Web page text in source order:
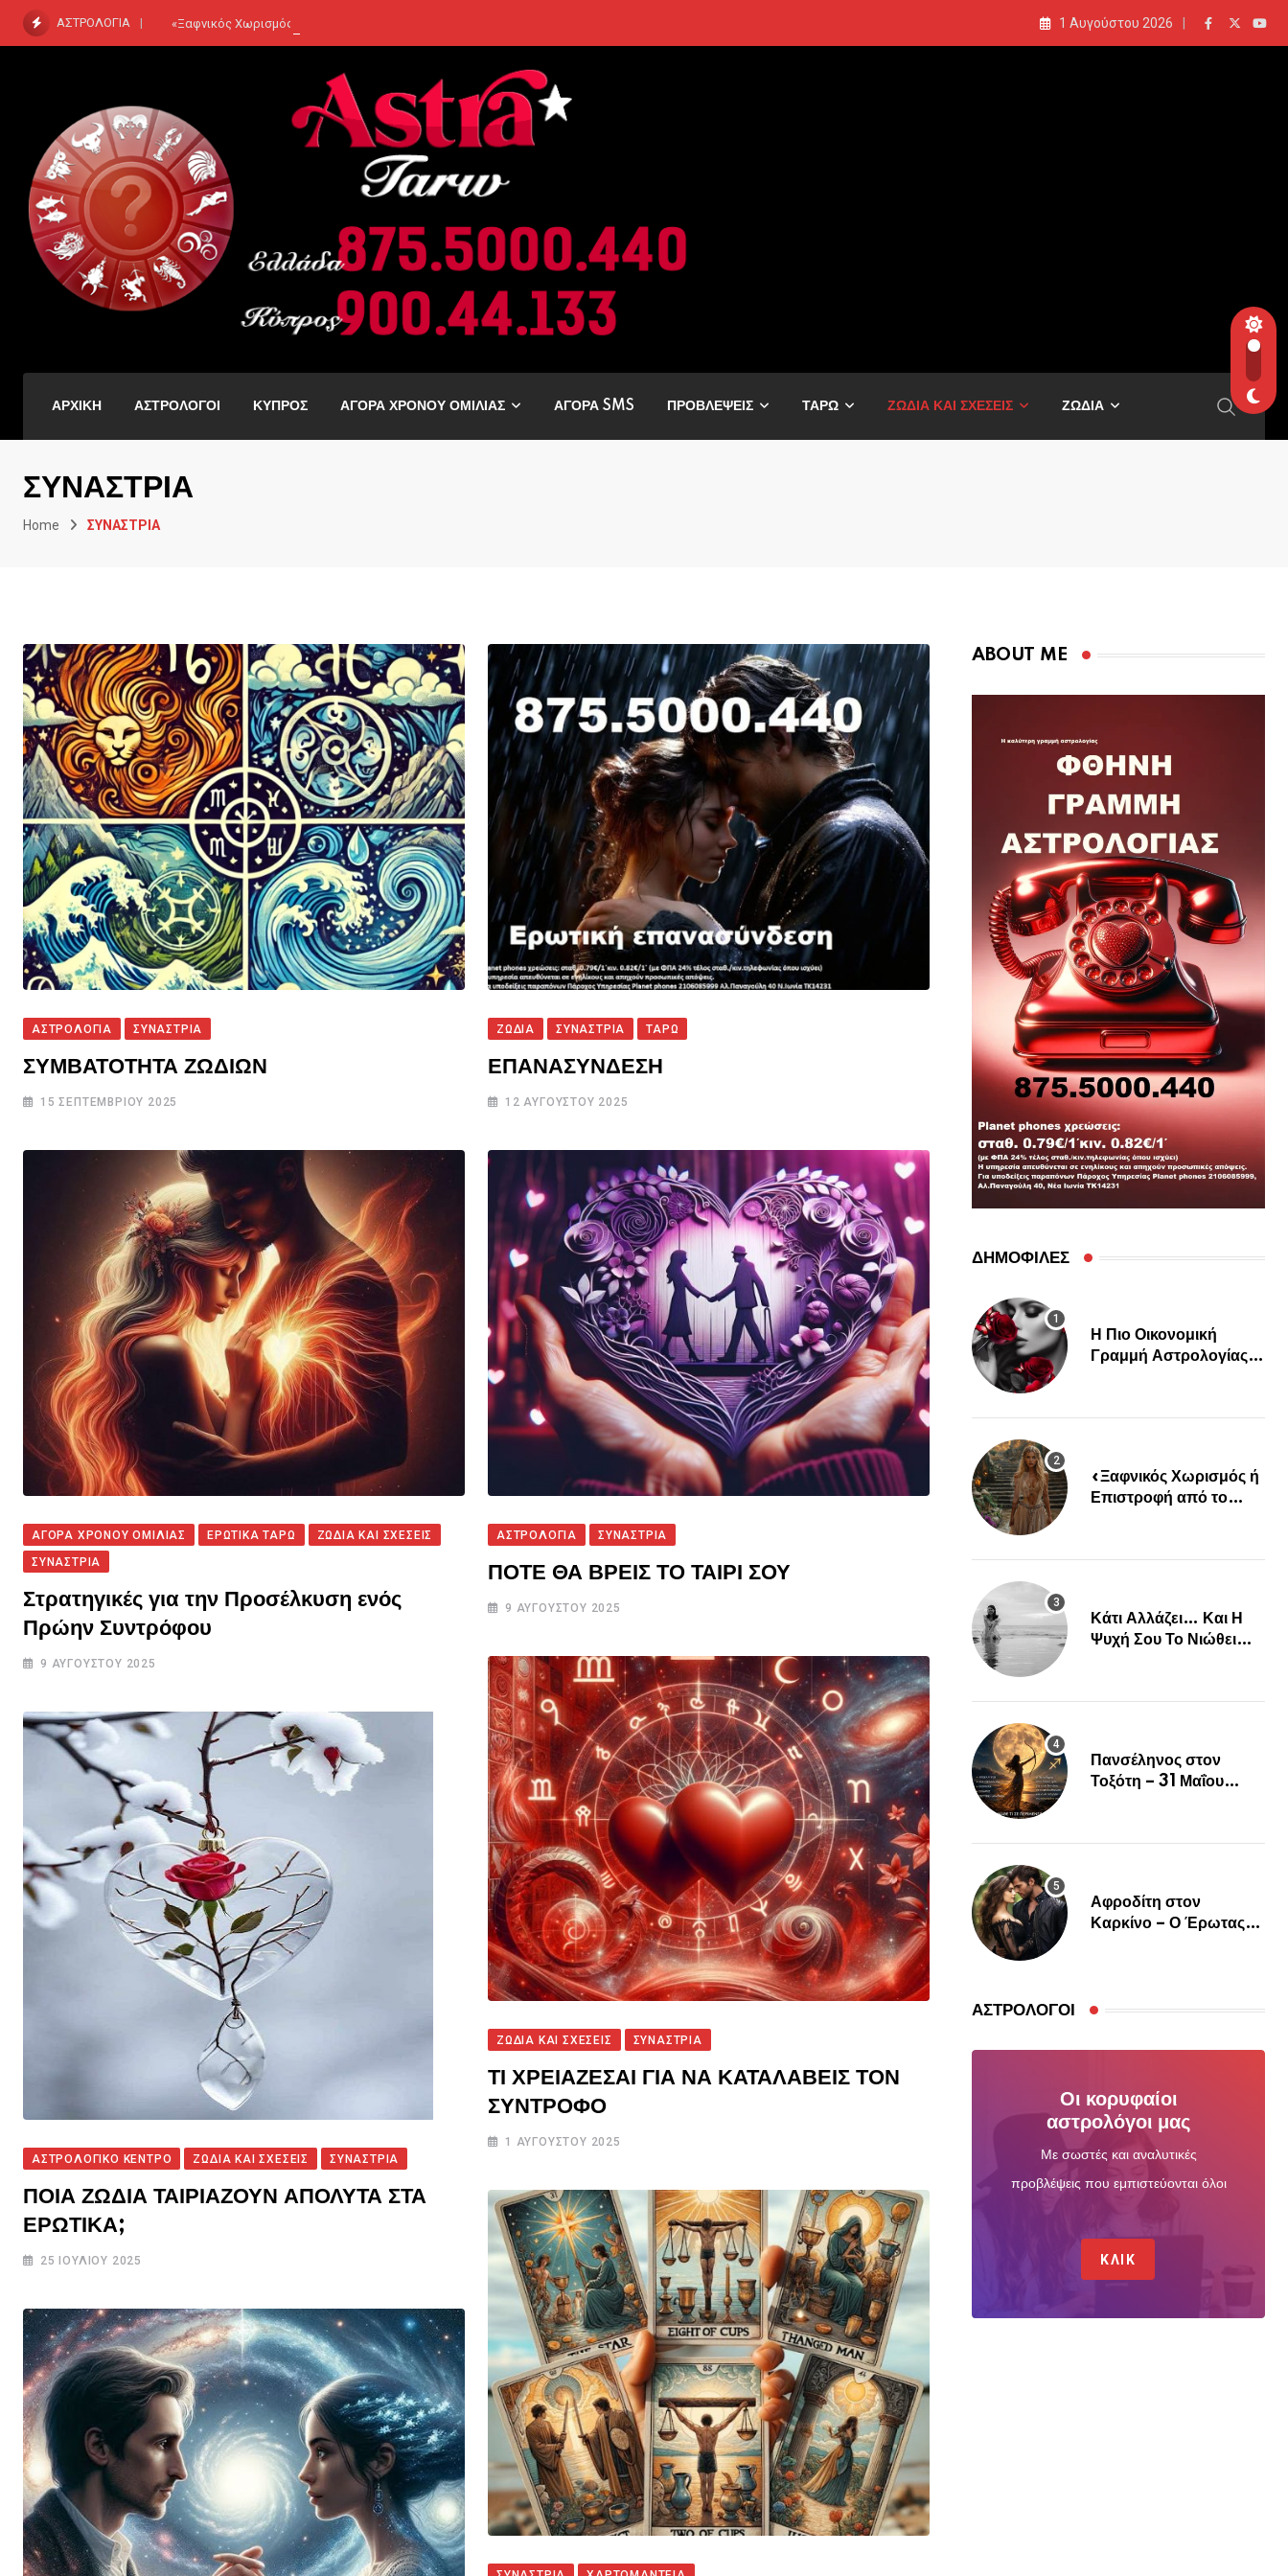
Skip
ΑΣΤΡΟΛΟΓΙΑ «Ξαφνικός Χωρισμός ή Επιστροφή από το Παρελθόν; Οι Επόμενες Μέρες Κρύβουν ΣΟΚ για αυτά τα Ζώδια» 1 Αυγούστου 2026
ΑΡΧΙΚΗ ΑΣΤΡΟΛΟΓΟΙ ΚΥΠΡΟΣ ΑΓΟΡΑ ΧΡΟΝΟΥ ΟΜΙΛΙΑΣ ΑΓΟΡΑ SMS ΠΡΟΒΛΕΨΕΙΣ ΤΑΡΩ ΖΩΔΙΑ ΚΑΙ ΣΧΕΣΕΙΣ ΖΩΔΙΑ
ΣΥΝΑΣΤΡΙΑ
Home ΣΥΝΑΣΤΡΙΑ
ΑΣΤΡΟΛΟΓΙΑ ΣΥΝΑΣΤΡΙΑ
ΣΥΜΒΑΤΟΤΗΤΑ ΖΩΔΙΩΝ
15 ΣΕΠΤΕΜΒΡΊΟΥ 2025
ΖΩΔΙΑ ΣΥΝΑΣΤΡΙΑ ΤΑΡΩ
ΕΠΑΝΑΣΥΝΔΕΣΗ
12 ΑΥΓΟΎΣΤΟΥ 2025
ΑΓΟΡΑ ΧΡΟΝΟΥ ΟΜΙΛΙΑΣ ΕΡΩΤΙΚΑ ΤΑΡΩ
ΖΩΔΙΑ ΚΑΙ ΣΧΕΣΕΙΣ
ΣΥΝΑΣΤΡΙΑ
Στρατηγικές για την Προσέλκυση ενός
Πρώην Συντρόφου
9 ΑΥΓΟΎΣΤΟΥ 2025
ΑΣΤΡΟΛΟΓΙΑ ΣΥΝΑΣΤΡΙΑ
ΠΟΤΕ ΘΑ ΒΡΕΙΣ ΤΟ ΤΑΙΡΙ ΣΟΥ
9 ΑΥΓΟΎΣΤΟΥ 2025
ΖΩΔΙΑ ΚΑΙ ΣΧΕΣΕΙΣ ΣΥΝΑΣΤΡΙΑ
ΤΙ ΧΡΕΙΑΖΕΣΑΙ ΓΙΑ ΝΑ ΚΑΤΑΛΑΒΕΙΣ ΤΟΝ
ΣΥΝΤΡΟΦΟ
1 ΑΥΓΟΎΣΤΟΥ 2025
ΑΣΤΡΟΛΟΓΙΚΟ ΚΕΝΤΡΟ
ΖΩΔΙΑ ΚΑΙ ΣΧΕΣΕΙΣ ΣΥΝΑΣΤΡΙΑ
ΠΟΙΑ ΖΩΔΙΑ ΤΑΙΡΙΑΖΟΥΝ ΑΠΟΛΥΤΑ ΣΤΑ
ΕΡΩΤΙΚΑ;
25 ΙΟΥΛΊΟΥ 2025
ABOUT ME
ΔΗΜΟΦΙΛΕΣ
Η Πιο Οικονομική
Γραμμή Αστρολογίας
«Ξαφνικός Χωρισμός ή
Επιστροφή από το
για αυτά τα Ζώδια»
Κάτι Αλλάζει… Και Η
Ψυχή Σου Το Νιώθει
Πανσέληνος στον
Τοξότη – 31 Μαΐου
Αφροδίτη στον
Καρκίνο – Ο Έρωτας
ΑΣΤΡΟΛΌΓΟΙ
Οι κορυφαίοι
αστρολόγοι μας
Με σωστές και αναλυτικές
προβλέψεις που εμπιστεύονται όλοι
ΚΛΙΚ